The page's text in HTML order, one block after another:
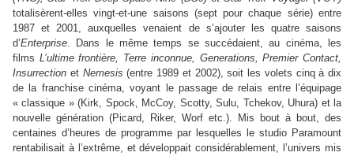
totalisèrent-elles vingt-et-une saisons (sept pour chaque série) entre
1987 et 2001, auxquelles venaient de s’ajouter les quatre saisons
d’Enterprise. Dans le même temps se succédaient, au cinéma, les
films L’ultime frontière, Terre inconnue, Generations, Premier Contact,
Insurrection et Nemesis (entre 1989 et 2002), soit les volets cinq à dix
de la franchise cinéma, voyant le passage de relais entre l’équipage
« classique » (Kirk, Spock, McCoy, Scotty, Sulu, Tchekov, Uhura) et la
nouvelle génération (Picard, Riker, Worf etc.). Mis bout à bout, des
centaines d’heures de programme par lesquelles le studio Paramount
rentabilisait à l’extrême, et développait considérablement, l’univers mis